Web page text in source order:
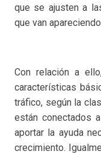
que se ajusten a
que van
Con relación a
características
tráfico, según la
están conectados
aportar la ayuda
crecimiento.